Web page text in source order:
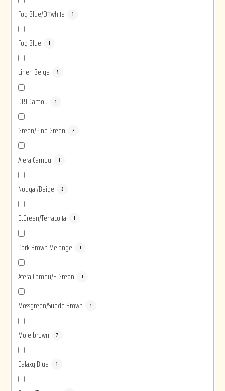
Fog Blue/Offwhite 1
Fog Blue 1
Linen Beige 4
DRT Camou 1
Green/Pine Green 2
Atera Camou 1
Nougat/Beige 2
D.Green/Terracotta 1
Dark Brown Melange 1
Atera Camou/H.Green 1
Mossgreen/Suede Brown 1
Mole brown 7
Galaxy Blue 1